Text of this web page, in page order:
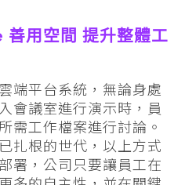
用空間 提升整體工
端平台系統，無論身處
會議室進行演示時，員
需工作檔案進行討論。
扎根的世代，以上方式
署，公司只要讓員工在